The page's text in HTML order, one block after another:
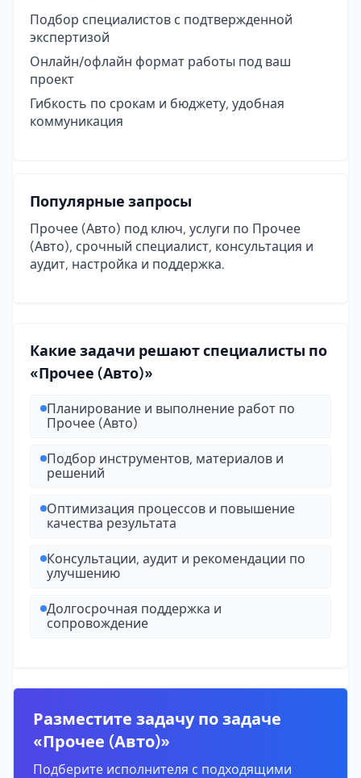
Подбор специалистов с подтвержденной
экспертизой
Онлайн/офлайн формат работы под ваш
проект
Гибкость по срокам и бюджету, удобная
коммуникация
Популярные запросы
Прочее (Авто) под ключ, услуги по Прочее
(Авто), срочный специалист, консультация и
аудит, настройка и поддержка.
Какие задачи решают специалисты по
«Прочее (Авто)»
Планирование и выполнение работ по
Прочее (Авто)
Подбор инструментов, материалов и
решений
Оптимизация процессов и повышение
качества результата
Консультации, аудит и рекомендации по
улучшению
Долгосрочная поддержка и
сопровождение
Разместите задачу по задаче
«Прочее (Авто)»
Подберите исполнителя с подходящими